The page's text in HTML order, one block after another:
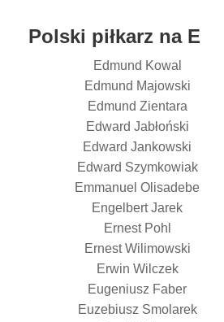
Polski piłkarz na E
Edmund Kowal
Edmund Majowski
Edmund Zientara
Edward Jabłoński
Edward Jankowski
Edward Szymkowiak
Emmanuel Olisadebe
Engelbert Jarek
Ernest Pohl
Ernest Wilimowski
Erwin Wilczek
Eugeniusz Faber
Euzebiusz Smolarek